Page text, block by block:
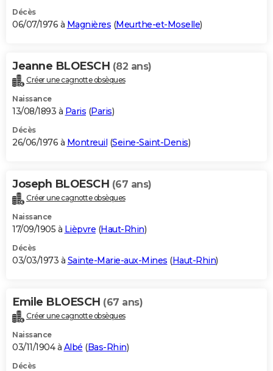
Décès
06/07/1976 à Magnières (Meurthe-et-Moselle)
Jeanne BLOESCH (82 ans)
Créer une cagnotte obsèques
Naissance
13/08/1893 à Paris (Paris)
Décès
26/06/1976 à Montreuil (Seine-Saint-Denis)
Joseph BLOESCH (67 ans)
Créer une cagnotte obsèques
Naissance
17/09/1905 à Lièpvre (Haut-Rhin)
Décès
03/03/1973 à Sainte-Marie-aux-Mines (Haut-Rhin)
Emile BLOESCH (67 ans)
Créer une cagnotte obsèques
Naissance
03/11/1904 à Albé (Bas-Rhin)
Décès